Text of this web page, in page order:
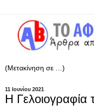
11 Ιουνίου 2021
Η